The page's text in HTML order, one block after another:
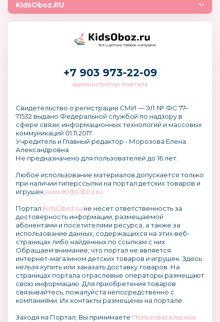
KidsOboz.RU
Всё о детских товарах и игрушках
+7 903 973-22-09
администратор портала
Свидетельство о регистрации СМИ — ЭЛ № ФС 77–
71532 выдано Федеральной службой по надзору в
сфере связи, информационных технологий и массовых
коммуникаций 01.11.2017.
Учредитель и Главный редактор - Морозова Елена
Александровна.
Не предназначено для пользователей до 16 лет.
Любое использование материалов допускается только
при наличии гиперссылки на портал детских товаров и
игрушекwww.KidsOboz.ru
Портал KidsOboz.ru не несет ответственность за
достоверность информации, размещаемой
абонентами и посетителями ресурса, а также за
использование данных, содержащихся на этих веб-
страницах либо найденных по ссылкам с них.
Обращаем внимание, что портал не является
интернет-магазином детских товаров и игрушек. Здесь
нельзя купить или заказать доставку товаров. На
страницах портала отраслевые операторы размещают
свою информацию. Для приобретения товаров
связывайтесь, пожалуйста непосредственно с
компаниями. Их контакты размещены на портале.
Заходя на Портал, Вы принимаете Пользовательское